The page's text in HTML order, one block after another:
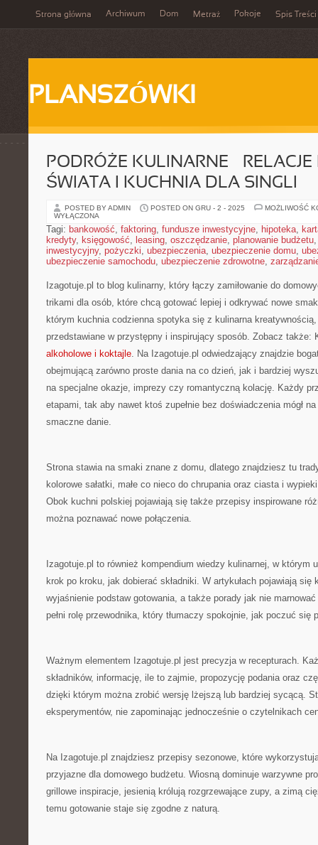
Strona główna Archiwum Dom Metraż Pokoje Spis Treści
PLANSZÓWKI
PODRÓŻE KULINARNE –
ŚWIATA I KUCHNIA DLA SINGLI
POSTED BY ADMIN POSTED ON GRU - 2 - 2025
MOŻLIWOŚĆ
WYŁĄCZONA
Tagi: bankowość, faktoring, fundusze inwestycyjne, hipoteka,
kredyty, księgowość, leasing, oszczędzanie, planowanie budżetu
inwestycyjny, pożyczki, ubezpieczenia, ubezpieczenie domu,
ubezpieczenie samochodu, ubezpieczenie zdrowotne,
Izagotuje.pl to blog kulinarny, który łączy zamiłowanie do
trikami dla osób, które chcą gotować lepiej i odkrywać nowe
którym kuchnia codzienna spotyka się z kulinarna
przedstawiane w przystępny i inspirujący sposób. Zobacz także:
alkoholowe i koktajle. Na Izagotuje.pl odwiedzający znajdzie
obejmującą zarówno proste dania na co dzień, jak i bardziej
na specjalne okazje, imprezy czy romantyczną kolację. Każdy
etapami, tak aby nawet ktoś zupełnie bez doświadczenia mógł
smaczne danie.
Strona stawia na smaki znane z domu, dlatego znajdziesz tu
kolorowe sałatki, małe co nieco do chrupania oraz ciasta i
Obok kuchni polskiej pojawiają się także przepisy inspirowane
można poznawać nowe połączenia.
Izagotuje.pl to również kompendium wiedzy kulinarnej, w którym
krok po kroku, jak dobierać składniki. W artykułach pojawiają się
wyjaśnienie podstaw gotowania, a także porady jak nie
pełni rolę przewodnika, który tłumaczy spokojnie, jak poczuć się
Ważnym elementem Izagotuje.pl jest precyzja w recepturach.
składników, informację, ile to zajmie, propozycję podania oraz
dzięki którym można zrobić wersję lżejszą lub bardziej sycącą.
eksperymentów, nie zapominając jednocześnie o czytelnikach
Na Izagotuje.pl znajdziesz przepisy sezonowe, które
przyjazne dla domowego budżetu. Wiosną dominuje warzywne
grillowe inspiracje, jesienią królują rozgrzewające zupy, a zimą
temu gotowanie staje się zgodne z naturą.